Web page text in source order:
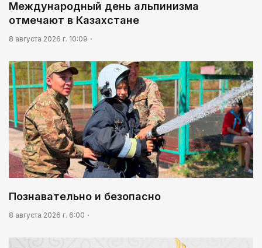
Международный день альпинизма
отмечают в Казахстане
8 августа 2026 г. 10:09
Познавательно и безопасно
8 августа 2026 г. 6:00